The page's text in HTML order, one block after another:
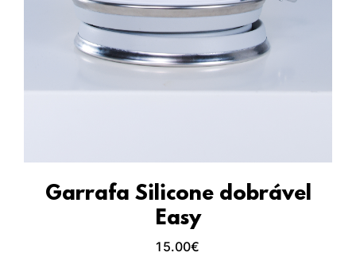
Garrafa Silicone dobrável
Easy
15.00€